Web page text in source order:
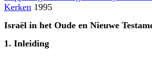
Kerken 1995
Israël in het Oude en Nieuwe
1. Inleiding